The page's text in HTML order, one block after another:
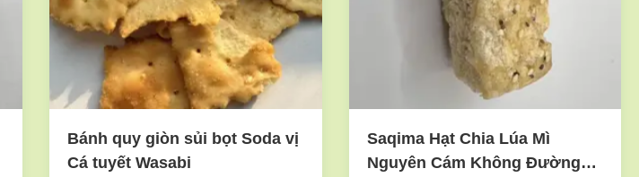
Bánh quy giòn sủi bọt Soda vị
Cá tuyết Wasabi
Saqima Hạt Chia Lúa Mì
Nguyên Cám Không Đường